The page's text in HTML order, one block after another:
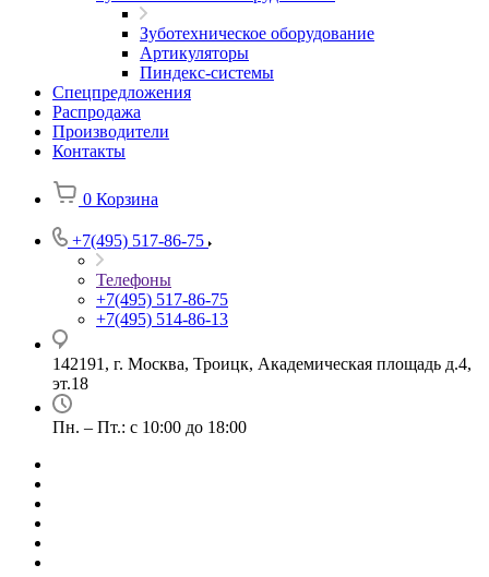
Зуботехническое оборудование
Артикуляторы
Пиндекс-системы
Спецпредложения
Распродажа
Производители
Контакты
0 Корзина
+7(495) 517-86-75
Телефоны
+7(495) 517-86-75
+7(495) 514-86-13
142191, г. Москва, Троицк, Академическая площадь д.4,
эт.18
Пн. – Пт.: с 10:00 до 18:00